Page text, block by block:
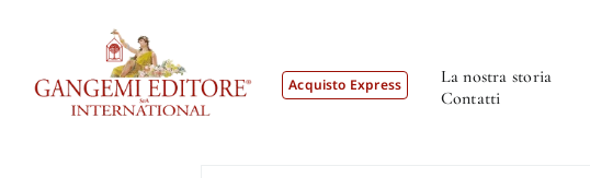
Acquisto Express
La nostra storia
Contatti